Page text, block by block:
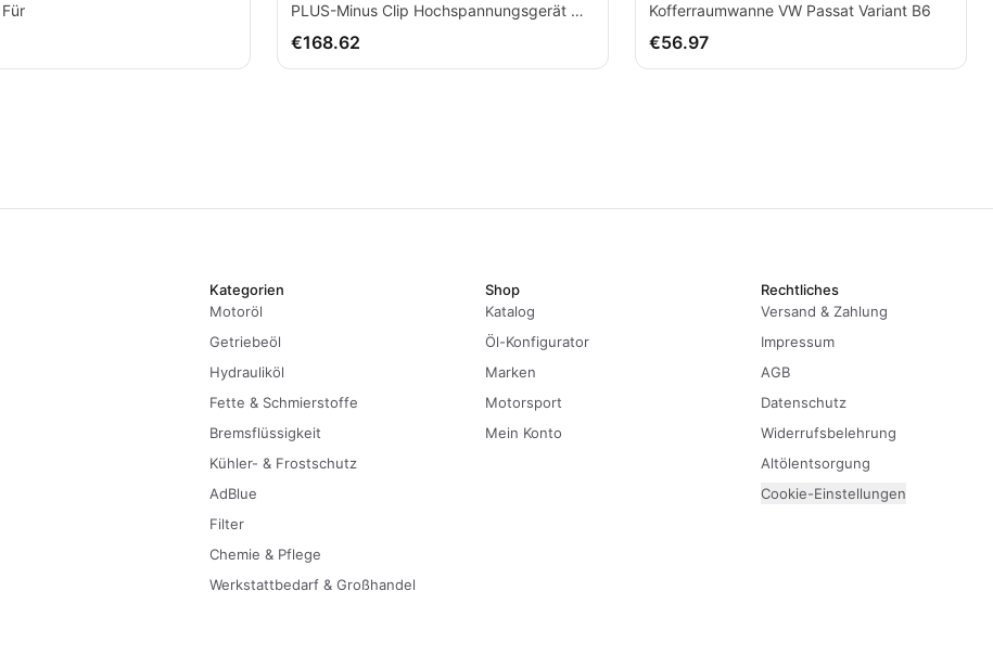
PLUS-Minus Clip Hochspannungsgerät Mit
€168.62
Kofferraumwanne VW Passat Variant B6
€56.97
Kategorien
Motoröl
Getriebeöl
Hydrauliköl
Fette & Schmierstoffe
Bremsflüssigkeit
Kühler- & Frostschutz
AdBlue
Filter
Chemie & Pflege
Werkstattbedarf & Großhandel
Shop
Katalog
Öl-Konfigurator
Marken
Motorsport
Mein Konto
Rechtliches
Versand & Zahlung
Impressum
AGB
Datenschutz
Widerrufsbelehrung
Altölentsorgung
Cookie-Einstellungen